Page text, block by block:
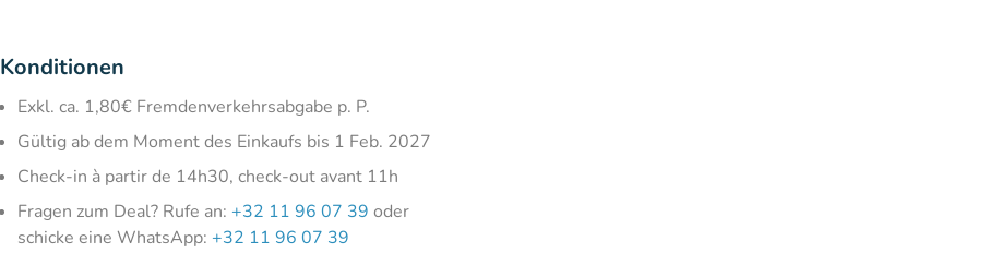
Konditionen
Exkl. ca. 1,80€ Fremdenverkehrsabgabe p. P.
Gültig ab dem Moment des Einkaufs bis 1 Feb. 2027
Check-in à partir de 14h30, check-out avant 11h
Fragen zum Deal? Rufe an:+32 11 96 07 39 oder
schicke eine WhatsApp:+32 11 96 07 39